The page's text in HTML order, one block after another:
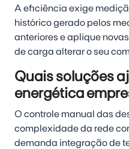
A eficiência exige
histórico gerado pelos
anteriores e aplique
de carga alterar o seu
Quais soluções
energética
O controle manual das
complexidade da rede
demanda integração de